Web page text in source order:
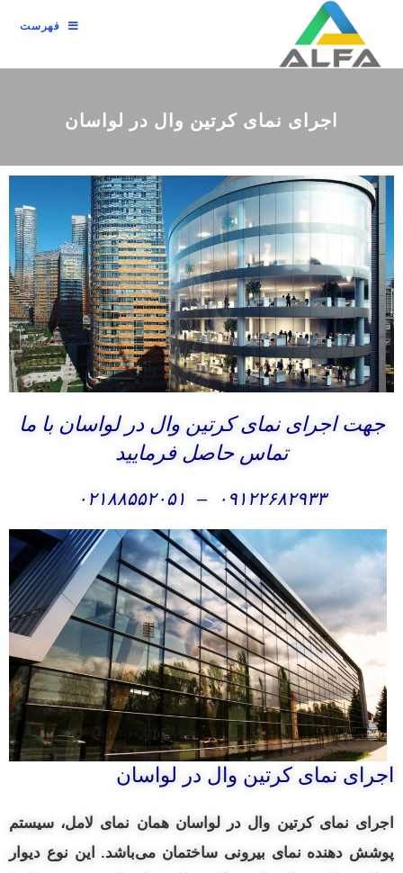
فهرست
اجرای نمای کرتین وال در لواسان
جهت اجرای نمای کرتین وال در لواسان با ما
تماس حاصل فرمایید
۰۹۱۲۲۶۸۲۹۳۳ – ۰۲۱۸۸۵۵۲۰۵۱
اجرای نمای کرتین وال در لواسان
اجرای نمای کرتین وال در لواسان همان نمای لامل، سیستم
پوشش دهنده نمای بیرونی ساختمان می‌باشد. این نوع دیوار